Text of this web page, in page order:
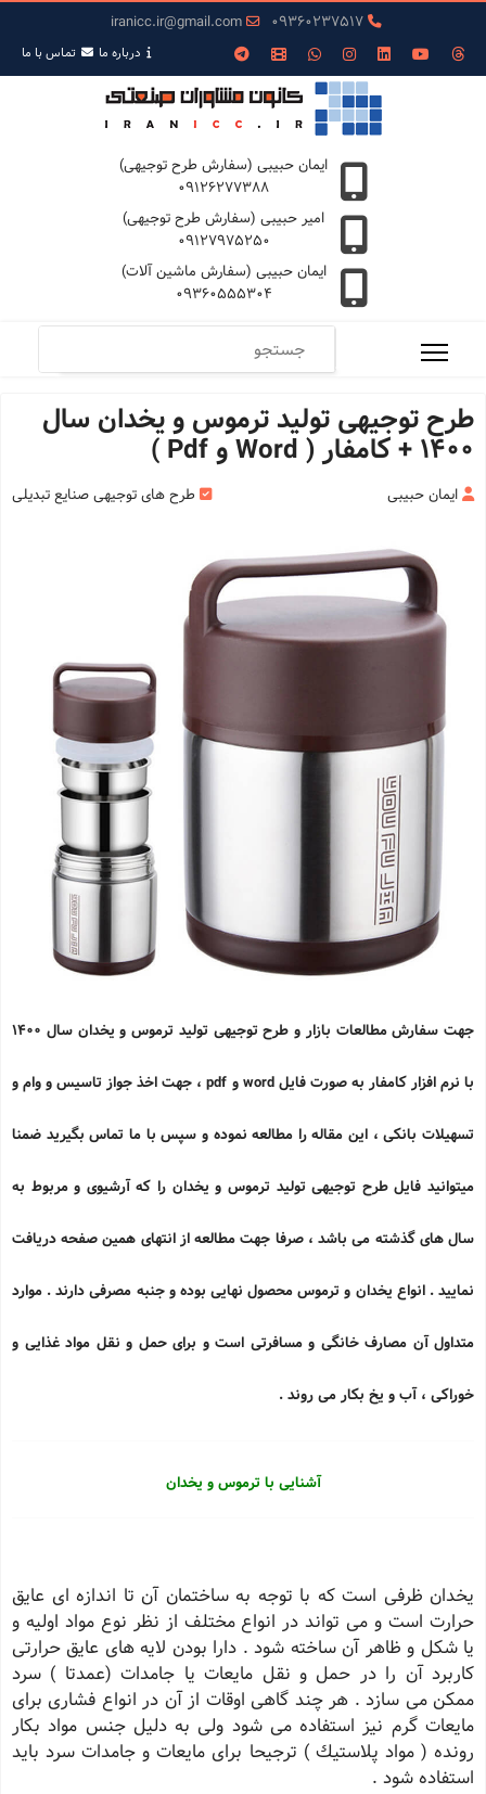
09360237517
iranicc.ir@gmail.com
درباره ما تمـاس با ما
ایمان حبیبی (سفارش طرح توجیهی)
09126277388
امیر حبیبی (سفارش طرح توجیهی)
09127975250
ایمان حبیبی (سفارش ماشین آلات)
09360555304
طرح توجیهی تولید ترموس و یخدان سال
1400 + کامفار ( Word و Pdf )
ایمان حبیبی طرح های توجیهی صنایع تبدیلی
جهت سفارش مطالعات بازار و طرح توجیهی تولید ترموس و یخدان سال 1400
با نرم افزار کامفار به صورت فایلwordو pdf، جهت اخذ جواز تاسیس و وام و
تسهیلات بانکی ، این مقاله را مطالعه نموده و سپس با ما تماس بگیرید ضمنا
میتوانید فایل طرح توجیهی تولید ترموس و یخدان را که آرشیوی و مربوط به
سال های گذشته می باشد ، صرفا جهت مطالعه از انتهای همین صفحه دریافت
نمایید . انواع یخدان و ترموس محصول نهایی بوده و جنبه مصرفی دارند . موارد
متداول آن مصارف خانگی و مسافرتی است و برای حمل و نقل مواد غذایی و
خوراكی ، آب و یخ بكار می روند .
آشنایی با ترموس و یخدان
یخدان ظرفی است كه با توجه به ساختمان آن تا اندازه ای عایق
حرارت است و می تواند در انواع مختلف از نظر نوع مواد اولیه و
یا شكل و ظاهر آن ساخته شود . دارا بودن لایه های عایق حرارتی
كاربرد آن را در حمل و نقل مایعات یا جامدات (عمدتا ) سرد
ممكن می سازد . هر چند گاهی اوقات از آن در انواع فشاری برای
مایعات گرم نیز استفاده می شود ولی به دلیل جنس مواد بكار
رونده ( مواد پلاستیك ) ترجیحا برای مایعات و جامدات سرد باید
استفاده شود .